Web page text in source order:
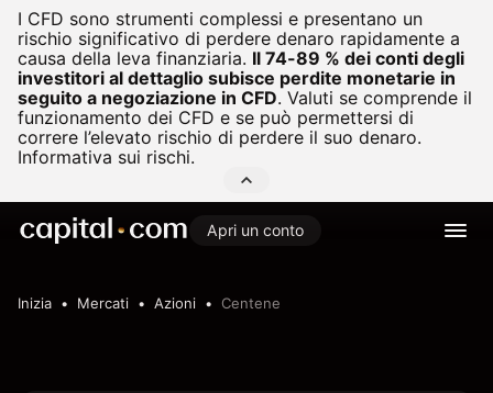
I CFD sono strumenti complessi e presentano un
rischio significativo di perdere denaro rapidamente a
causa della leva finanziaria. Il 74-89 % dei conti degli
investitori al dettaglio subisce perdite monetarie in
seguito a negoziazione in CFD. Valuti se comprende il
funzionamento dei CFD e se può permettersi di
correre l’elevato rischio di perdere il suo denaro.
Informativa sui rischi.
Apri un conto
Inizia Mercati Azioni Centene